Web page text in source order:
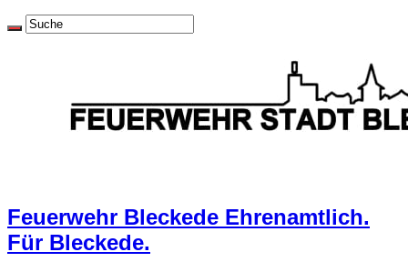
Feuerwehr Bleckede Ehrenamtlich.
Für Bleckede.